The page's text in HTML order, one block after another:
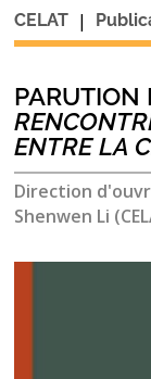
CELAT |
PARUTION
ENTRE LA
Direction
Shenwen Li